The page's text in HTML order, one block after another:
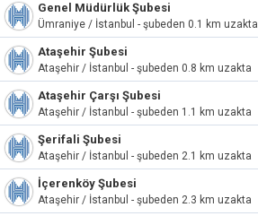
Genel Müdürlük Şubesi
Ümraniye / İstanbul - şubeden 0.1 km uzakta
Ataşehir Şubesi
Ataşehir / İstanbul - şubeden 0.8 km uzakta
Ataşehir Çarşı Şubesi
Ataşehir / İstanbul - şubeden 1.1 km uzakta
Şerifali Şubesi
Ataşehir / İstanbul - şubeden 2.1 km uzakta
İçerenköy Şubesi
Ataşehir / İstanbul - şubeden 2.3 km uzakta